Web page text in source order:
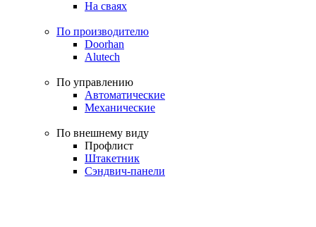
На сваях
По производителю
Doorhan
Alutech
По управлению
Автоматические
Механические
По внешнему виду
Профлист
Штакетник
Сэндвич-панели